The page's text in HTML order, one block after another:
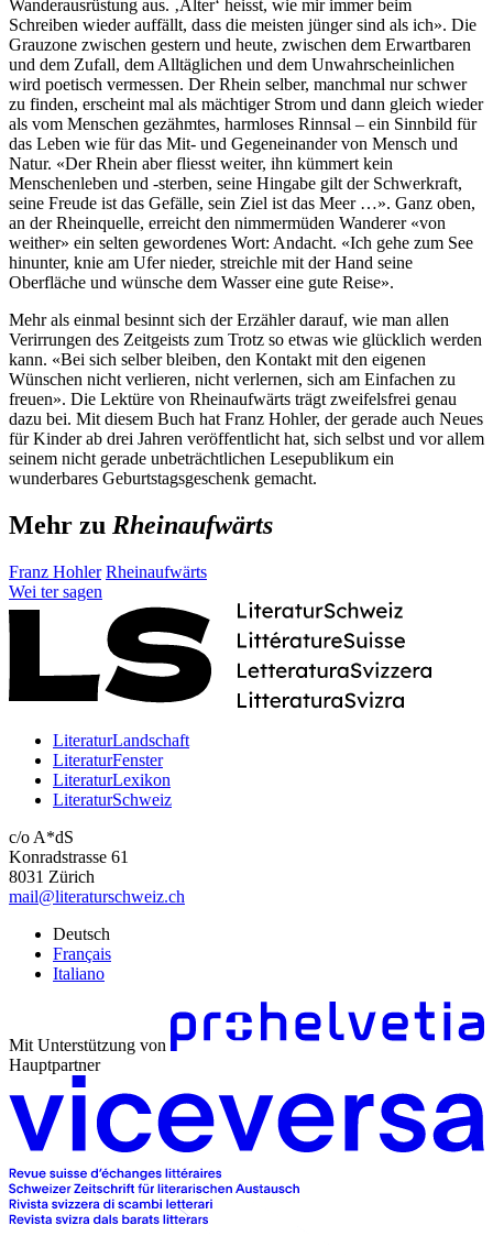
Wanderausrüstung aus. ‚Älter‘ heisst, wie mir immer beim
Schreiben wieder auffällt, dass die meisten jünger sind als ich». Die
Grauzone zwischen gestern und heute, zwischen dem Erwartbaren
und dem Zufall, dem Alltäglichen und dem Unwahrscheinlichen
wird poetisch vermessen. Der Rhein selber, manchmal nur schwer
zu finden, erscheint mal als mächtiger Strom und dann gleich wieder
als vom Menschen gezähmtes, harmloses Rinnsal – ein Sinnbild für
das Leben wie für das Mit- und Gegeneinander von Mensch und
Natur. «Der Rhein aber fliesst weiter, ihn kümmert kein
Menschenleben und -sterben, seine Hingabe gilt der Schwerkraft,
seine Freude ist das Gefälle, sein Ziel ist das Meer …». Ganz oben,
an der Rheinquelle, erreicht den nimmermüden Wanderer «von
weither» ein selten gewordenes Wort: Andacht. «Ich gehe zum See
hinunter, knie am Ufer nieder, streichle mit der Hand seine
Oberfläche und wünsche dem Wasser eine gute Reise».
Mehr als einmal besinnt sich der Erzähler darauf, wie man allen
Verirrungen des Zeitgeists zum Trotz so etwas wie glücklich werden
kann. «Bei sich selber bleiben, den Kontakt mit den eigenen
Wünschen nicht verlieren, nicht verlernen, sich am Einfachen zu
freuen». Die Lektüre von Rheinaufwärts trägt zweifelsfrei genau
dazu bei. Mit diesem Buch hat Franz Hohler, der gerade auch Neues
für Kinder ab drei Jahren veröffentlicht hat, sich selbst und vor allem
seinem nicht gerade unbeträchtlichen Lesepublikum ein
wunderbares Geburtstagsgeschenk gemacht.
Mehr zu Rheinaufwärts
Franz Hohler Rheinaufwärts
Wei ter sagen
LiteraturLandschaft
LiteraturFenster
LiteraturLexikon
LiteraturSchweiz
c/o A*dS
Konradstrasse 61
8031 Zürich
mail@literaturschweiz.ch
Deutsch
Français
Italiano
Mit Unterstützung von
Hauptpartner